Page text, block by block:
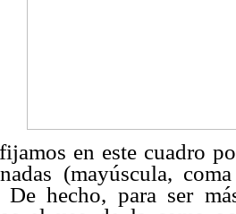
en este cuadro
(mayúscula,
De hecho, para ser